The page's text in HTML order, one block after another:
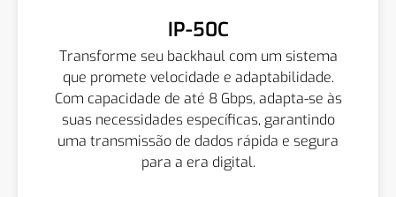
IP-50C
Transforme seu backhaul com um sistema
que promete velocidade e adaptabilidade.
Com capacidade de até 8 Gbps, adapta-se às
suas necessidades específicas, garantindo
uma transmissão de dados rápida e segura
para a era digital.